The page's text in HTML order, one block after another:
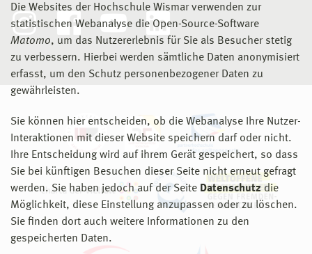
Die Websites der Hochschule Wismar verwenden zur
statistischen Webanalyse die Open-Source-Software
Matomo, um das Nutzererlebnis für Sie als Besucher stetig
zu verbessern. Hierbei werden sämtliche Daten anonymisiert
erfasst, um den Schutz personenbezogener Daten zu
gewährleisten.
Sie können hier entscheiden, ob die Webanalyse Ihre Nutzer-
Interaktionen mit dieser Website speichern darf oder nicht.
Ihre Entscheidung wird auf ihrem Gerät gespeichert, so dass
Sie bei künftigen Besuchen dieser Seite nicht erneut gefragt
werden. Sie haben jedoch auf der Seite Datenschutz die
Möglichkeit, diese Einstellung anzupassen oder zu löschen.
Sie finden dort auch weitere Informationen zu den
gespeicherten Daten.